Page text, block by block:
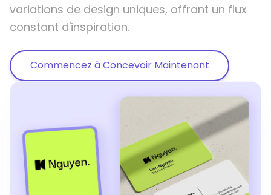
variations de design uniques, offrant un flux
constant d'inspiration.
Commencez à Concevoir Maintenant